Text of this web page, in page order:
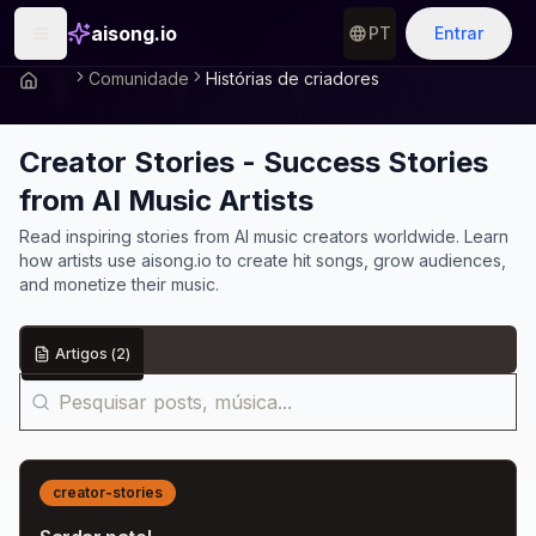
aisong.io PT Entrar
Comunidade Histórias de criadores
Creator Stories - Success Stories
from AI Music Artists
Read inspiring stories from AI music creators worldwide. Learn
how artists use aisong.io to create hit songs, grow audiences,
and monetize their music.
Artigos (2)
creator-stories